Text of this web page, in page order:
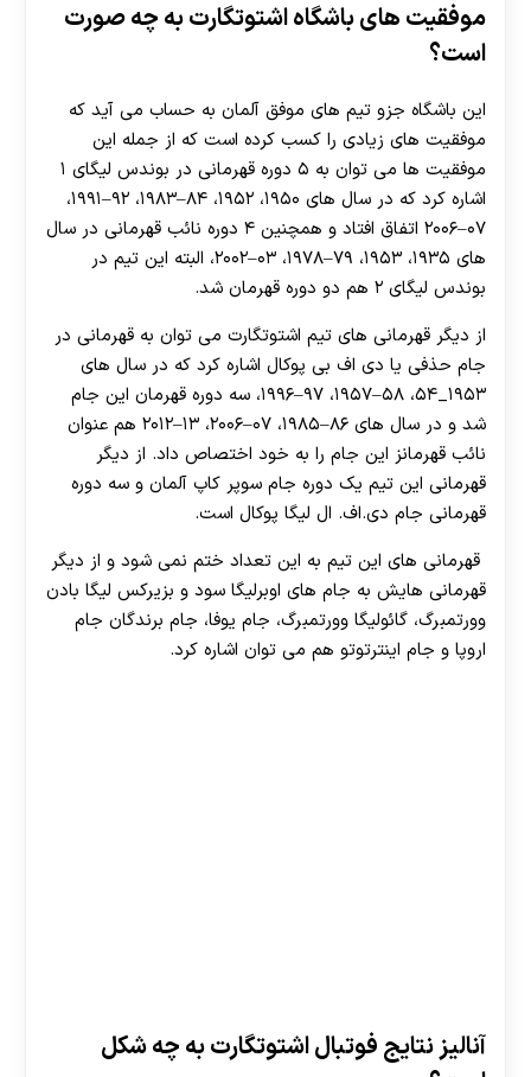
موفقیت های باشگاه اشتوتگارت به چه صورت
است؟
این باشگاه جزو تیم های موفق آلمان به حساب می آید که
موفقیت های زیادی را کسب کرده است که از جمله این
موفقیت ها می توان به ۵ دوره قهرمانی در بوندس لیگای ۱
اشاره کرد که در سال های ۱۹۵۰، ۱۹۵۲، ۸۴–۱۹۸۳، ۹۲–۱۹۹۱،
۰۷–۲۰۰۶ اتفاق افتاد و همچنین ۴ دوره نائب قهرمانی در سال
های ۱۹۳۵، ۱۹۵۳، ۷۹–۱۹۷۸، ۰۳–۲۰۰۲، البته این تیم در
بوندس لیگای ۲ هم دو دوره قهرمان شد.
از دیگر قهرمانی های تیم اشتوتگارت می توان به قهرمانی در
جام حذفی یا دی اف بی پوکال اشاره کرد که در سال های
۱۹۵۳_۵۴، ۵۸–۱۹۵۷، ۹۷–۱۹۹۶، سه دوره قهرمان این جام
شد و در سال های ۸۶–۱۹۸۵، ۰۷–۲۰۰۶، ۱۳–۲۰۱۲ هم عنوان
نائب قهرمانز این جام را به خود اختصاص داد. از دیگر
قهرمانی این تیم یک دوره جام سوپر کاپ آلمان و سه دوره
قهرمانی جام دی.اف. ال لیگا پوکال است.
قهرمانی های این تیم به این تعداد ختم نمی شود و از دیگر
قهرمانی هایش به جام های اوبرلیگا سود و بزیرکس لیگا بادن
وورتمبرگ، گائولیگا وورتمبرگ، جام یوفا، جام برندگان جام
اروپا و جام اینترتوتو هم می توان اشاره کرد.
آنالیز نتایج فوتبال اشتوتگارت به چه شکل